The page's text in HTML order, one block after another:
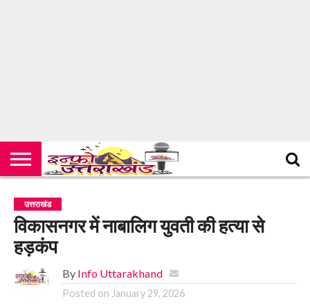
उत्तराखंड
विकासनगर में नाबालिग युवती की हत्या से
हड़कंप
By Info Uttarakhand
Posted on January 29, 2026